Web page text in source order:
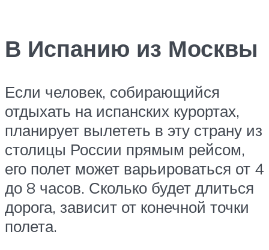
В Испанию из Москвы
Если человек, собирающийся
отдыхать на испанских курортах,
планирует вылететь в эту страну из
столицы России прямым рейсом,
его полет может варьироваться от 4
до 8 часов. Сколько будет длиться
дорога, зависит от конечной точки
полета.